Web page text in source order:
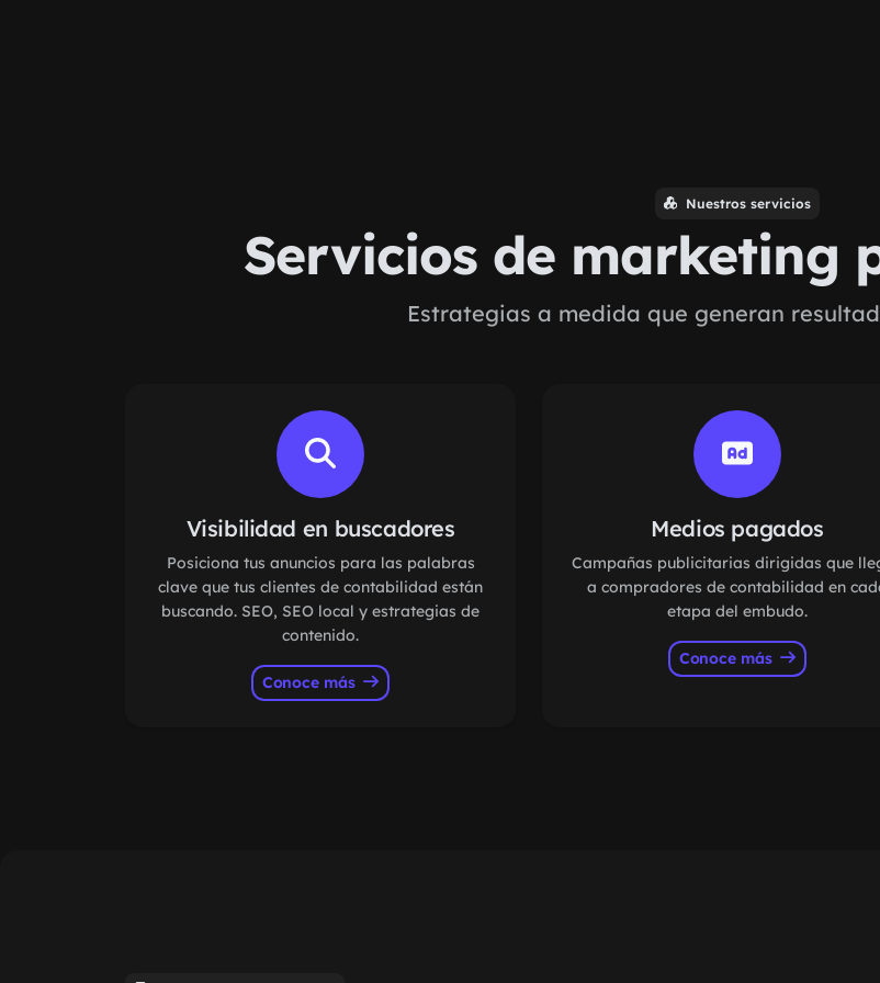
Nuestros servicios
Servicios de marketing
Estrategias a medida que generan
Visibilidad en buscadores
Posiciona tus anuncios para las palabras
clave que tus clientes de contabilidad están
buscando. SEO, SEO local y estrategias de
contenido.
Conoce más
Medios pagados
Campañas publicitarias dirigidas que
a compradores de contabilidad en
etapa del embudo.
Conoce más